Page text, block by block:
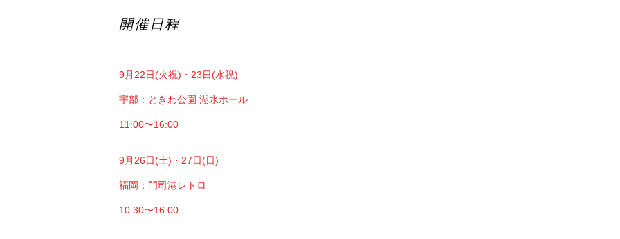
開催日程
9月22日(火祝)・23日(水祝)
宇部：ときわ公園 湖水ホール
11:00〜16:00
9月26日(土)・27日(日)
福岡：門司港レトロ
10:30〜16:00